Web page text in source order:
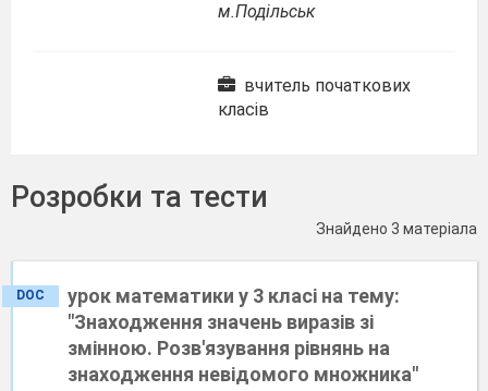
м.Подільськ
вчитель початкових
класів
Розробки та тести
Знайдено 3 матеріала
DOC
урок математики у 3 класі на тему:
"Знаходження значень виразів зі
змінною. Розв'язування рівнянь на
знаходження невідомого множника"